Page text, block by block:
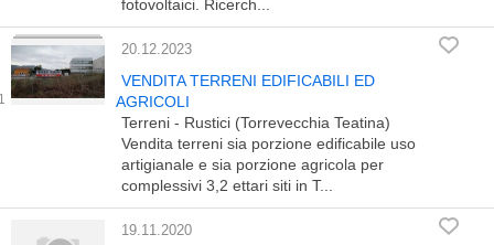
fotovoltaici. Ricerch...
20.12.2023
VENDITA TERRENI EDIFICABILI ED
AGRICOLI
Terreni - Rustici (Torrevecchia Teatina)
Vendita terreni sia porzione edificabile uso
artigianale e sia porzione agricola per
complessivi 3,2 ettari siti in T...
19.11.2020